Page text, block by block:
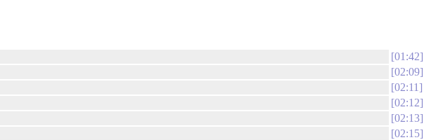
01:42
02:09
02:11
02:12
02:13
02:15